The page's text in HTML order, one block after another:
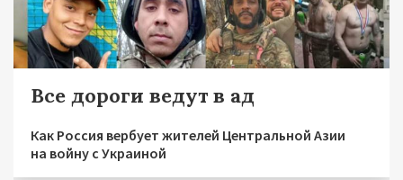
Все дороги ведут в ад
Как Россия вербует жителей Центральной Азии
на войну с Украиной